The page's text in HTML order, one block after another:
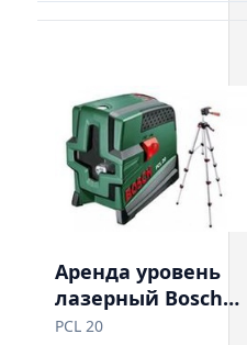
Тип топлива: пропан /
бутан. Система поджига:
Аренда уровень
лазерный Bosch
PCL 20
PCL 20